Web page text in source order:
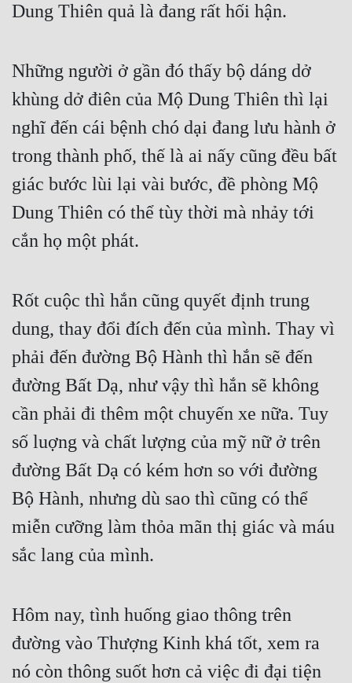
Dung Thiên quả là đang rất hối hận.
Những người ở gần đó thấy bộ dáng dở
khùng dở điên của Mộ Dung Thiên thì lại
nghĩ đến cái bệnh chó dại đang lưu hành ở
trong thành phố, thế là ai nấy cũng đều bất
giác bước lùi lại vài bước, đề phòng Mộ
Dung Thiên có thể tùy thời mà nhảy tới
cắn họ một phát.
Rốt cuộc thì hắn cũng quyết định trung
dung, thay đổi đích đến của mình. Thay vì
phải đến đường Bộ Hành thì hắn sẽ đến
đường Bất Dạ, như vậy thì hắn sẽ không
cần phải đi thêm một chuyến xe nữa. Tuy
số luợng và chất lượng của mỹ nữ ở trên
đường Bất Dạ có kém hơn so với đường
Bộ Hành, nhưng dù sao thì cũng có thể
miễn cưỡng làm thỏa mãn thị giác và máu
sắc lang của mình.
Hôm nay, tình huống giao thông trên
đường vào Thượng Kinh khá tốt, xem ra
nó còn thông suốt hơn cả việc đi đại tiện